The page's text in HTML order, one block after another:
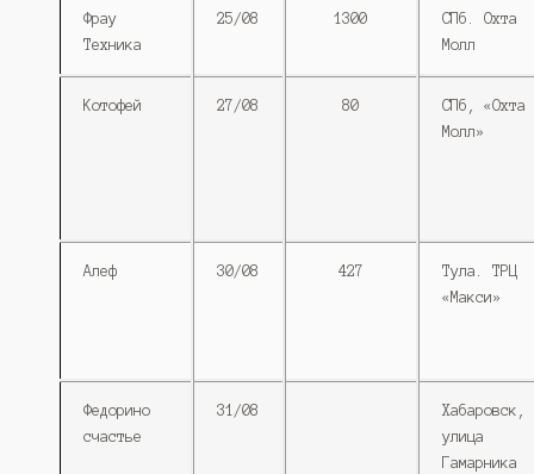
Фрау
Техника
25/08 1300
СПб. Охта
Молл
Котофей 27/08 80
СПб, «Охта
Молл»
Алеф 30/08 427
Тула. ТРЦ
«Макси»
Федорино
счастье
31/08
Хабаровск,
улица
Гамарника